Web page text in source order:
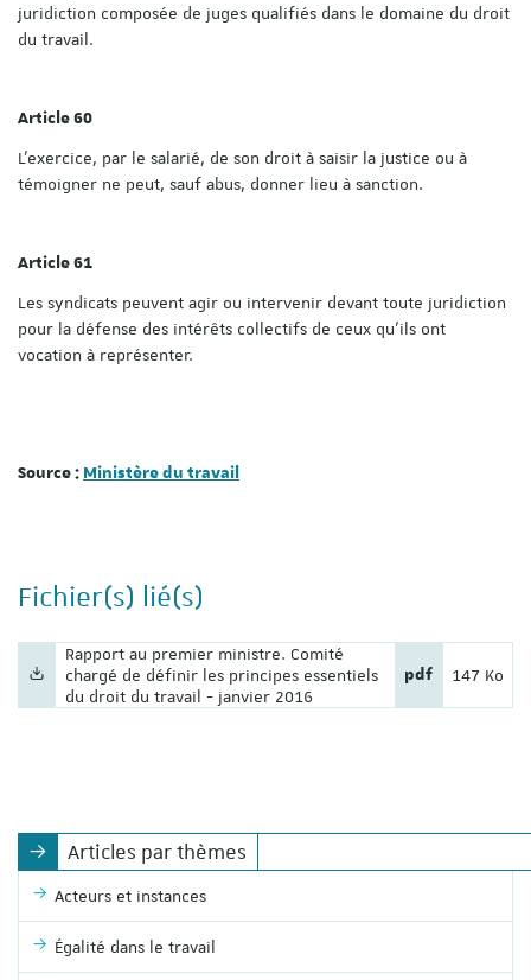
juridiction composée de juges qualifiés dans le domaine du droit
du travail.
Article 60
L'exercice, par le salarié, de son droit à saisir la justice ou à
témoigner ne peut, sauf abus, donner lieu à sanction.
Article 61
Les syndicats peuvent agir ou intervenir devant toute juridiction
pour la défense des intérêts collectifs de ceux qu'ils ont
vocation à représenter.
Source : Ministère du travail
Fichier(s) lié(s)
Nom du fichier :
Rapport au premier ministre. Comité
chargé de définir les principes essentiels
du droit du travail - janvier 2016
Extension du
pdf Poids du
147 Ko
Articles par thèmes
Acteurs et instances
Égalité dans le travail